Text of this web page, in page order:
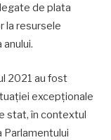
de plata
la resursele
2021 au fost
excepționale
stat, în contextul
Parlamentului